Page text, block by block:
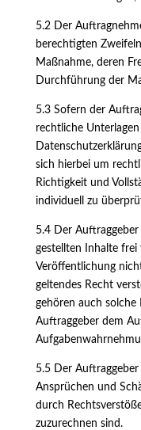
5.2 Der
berechtigten
Maßnahme, deren
Durchführung der
5.3 Sofern der
rechtliche
sich hierbei um
Richtigkeit und
individuell zu
5.4 Der
gestellten Inhalte
Veröffentlichung
geltendes Recht
gehören auch solche
Auftraggeber dem
5.5 Der
Ansprüchen und
durch
zuzurechnen sind.